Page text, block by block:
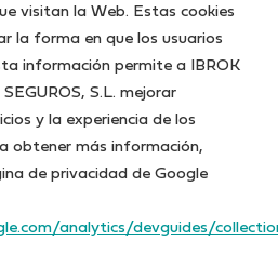
visitan la Web. Estas cookies
la forma en que los usuarios
información permite a IBROK
S.L. mejorar
y la experiencia de los
obtener más información,
de privacidad de Google
analytics/devguides/